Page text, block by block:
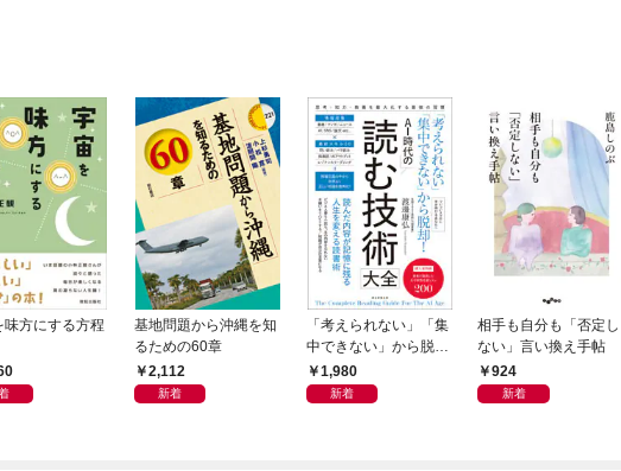
味方にする方程
基地問題から沖縄を知
るための60章
2,112
新着
「考えられない」「集
中できない」から脱
却！ AI時代の読む技
術大全
1,980
新着
相手も自分も「否定し
ない」言い換え手帖
924
新着